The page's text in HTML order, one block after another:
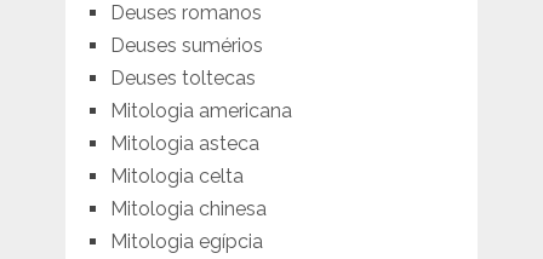
Deuses romanos
Deuses sumérios
Deuses toltecas
Mitologia americana
Mitologia asteca
Mitologia celta
Mitologia chinesa
Mitologia egípcia